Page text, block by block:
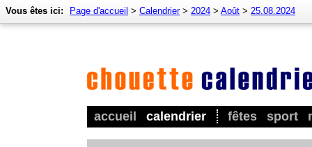
accueil calendrier fêtes sport
Vous êtes ici: Page d'accueil > Calendrier> 2024 > Août > 25.08.2024